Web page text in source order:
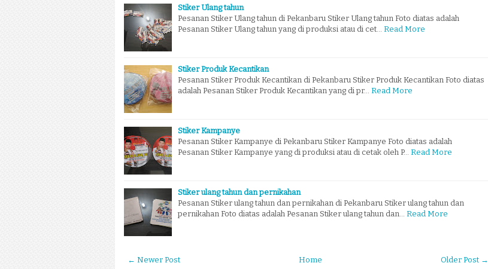
Stiker Ulang tahun
Pesanan Stiker Ulang tahun di Pekanbaru Stiker Ulang tahun Foto diatas adalah
Pesanan Stiker Ulang tahun yang di produksi atau di cet… Read More
Stiker Produk Kecantikan
Pesanan Stiker Produk Kecantikan di Pekanbaru Stiker Produk Kecantikan Foto diatas
adalah Pesanan Stiker Produk Kecantikan yang di pr… Read More
Stiker Kampanye
Pesanan Stiker Kampanye di Pekanbaru Stiker Kampanye Foto diatas adalah
Pesanan Stiker Kampanye yang di produksi atau di cetak oleh P… Read More
Stiker ulang tahun dan pernikahan
Pesanan Stiker ulang tahun dan pernikahan di Pekanbaru Stiker ulang tahun dan
pernikahan Foto diatas adalah Pesanan Stiker ulang tahun dan… Read More
← Newer Post Older Post →
Home